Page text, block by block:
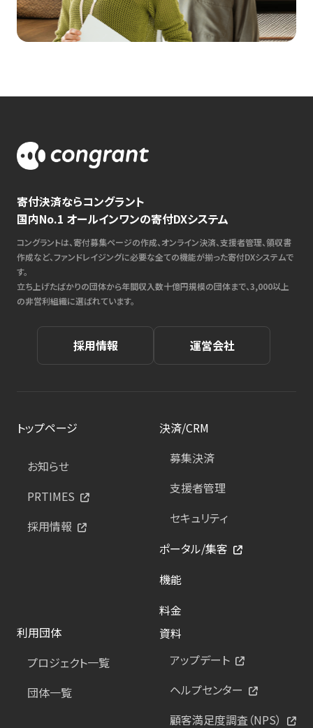
寄付決済ならコングラント
国内No.1 オールインワンの寄付DXシステム
コングラントは、寄付募集ページの作成、オンライン決済、支援者管理、領収書
作成など、ファンドレイジングに必要な全ての機能が揃った寄付DXシステムで
す。
立ち上げたばかりの団体から年間収入数十億円規模の団体まで、3,000以上
の非営利組織に選ばれています。
採用情報 運営会社
トップページ
お知らせ
PRTIMES
採用情報
決済/CRM
募集決済
支援者管理
セキュリティ
ポータル/集客
機能
料金
利用団体
プロジェクト一覧
団体一覧
資料
アップデート
ヘルプセンター
顧客満足度調査（NPS）